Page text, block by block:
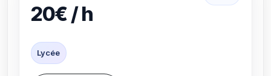
20€ / h
Lycée